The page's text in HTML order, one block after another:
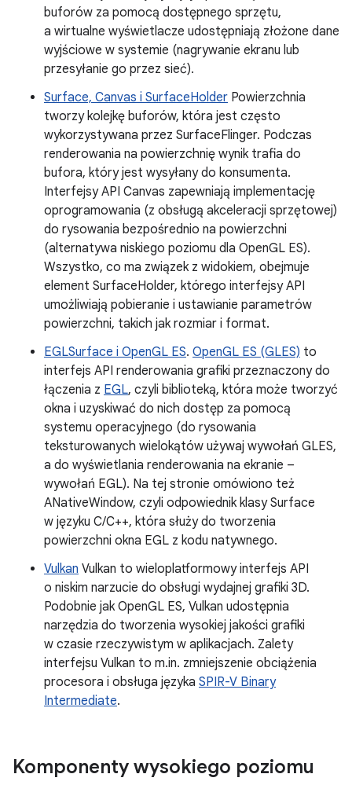
buforów za pomocą dostępnego sprzętu,
a wirtualne wyświetlacze udostępniają złożone dane
wyjściowe w systemie (nagrywanie ekranu lub
przesyłanie go przez sieć).
Surface, Canvas i SurfaceHolder Powierzchnia
tworzy kolejkę buforów, która jest często
wykorzystywana przez SurfaceFlinger. Podczas
renderowania na powierzchnię wynik trafia do
bufora, który jest wysyłany do konsumenta.
Interfejsy API Canvas zapewniają implementację
oprogramowania (z obsługą akceleracji sprzętowej)
do rysowania bezpośrednio na powierzchni
(alternatywa niskiego poziomu dla OpenGL ES).
Wszystko, co ma związek z widokiem, obejmuje
element SurfaceHolder, którego interfejsy API
umożliwiają pobieranie i ustawianie parametrów
powierzchni, takich jak rozmiar i format.
EGLSurface i OpenGL ES. OpenGL ES (GLES) to
interfejs API renderowania grafiki przeznaczony do
łączenia z EGL, czyli biblioteką, która może tworzyć
okna i uzyskiwać do nich dostęp za pomocą
systemu operacyjnego (do rysowania
teksturowanych wielokątów używaj wywołań GLES,
a do wyświetlania renderowania na ekranie –
wywołań EGL). Na tej stronie omówiono też
ANativeWindow, czyli odpowiednik klasy Surface
w języku C/C++, która służy do tworzenia
powierzchni okna EGL z kodu natywnego.
Vulkan Vulkan to wieloplatformowy interfejs API
o niskim narzucie do obsługi wydajnej grafiki 3D.
Podobnie jak OpenGL ES, Vulkan udostępnia
narzędzia do tworzenia wysokiej jakości grafiki
w czasie rzeczywistym w aplikacjach. Zalety
interfejsu Vulkan to m.in. zmniejszenie obciążenia
procesora i obsługa języka SPIR-V Binary
Intermediate.
Komponenty wysokiego poziomu